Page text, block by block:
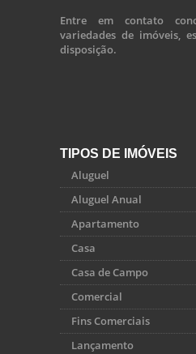
Entre em contato
variedades de imóveis,
disposição.
TIPOS DE IMÓVEIS
Aluguel
Aluguel Anual
Apartamento
Casa
Casa de Campo
Comercial
Fins Comerciais
Lançamento